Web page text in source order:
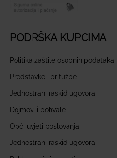
PODRŠKA KUPCIMA
Politika zaštite osobnih podataka
Predstavke i pritužbe
Jednostrani raskid ugovora
Dojmovi i pohvale
Opći uvjeti poslovanja
Jednostrani raskid ugovora